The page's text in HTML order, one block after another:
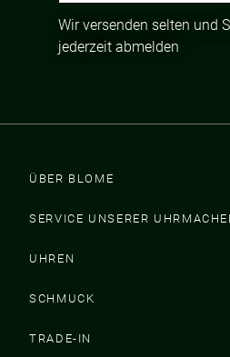
Wir versenden selten und
jederzeit abmelden
ÜBER BLOME
SERVICE UNSERER
UHREN
SCHMUCK
TRADE-IN